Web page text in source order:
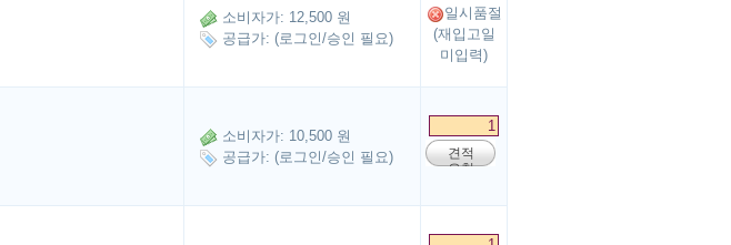
소비자가: 12,500 원
공급가: (로그인/승인 필요)
일시품절
(재입고일
미입력)
소비자가: 10,500 원
공급가: (로그인/승인 필요)
견적
요청